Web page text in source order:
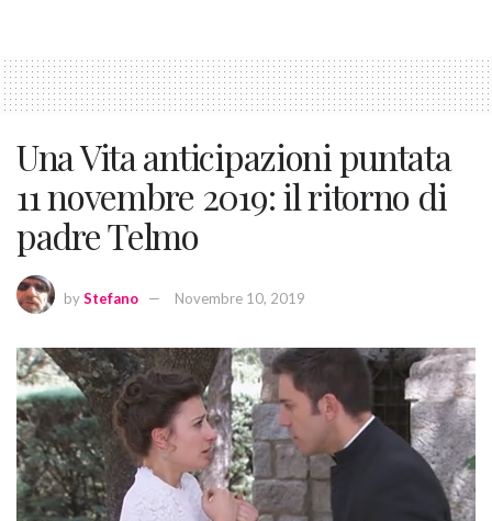
Una Vita anticipazioni puntata
11 novembre 2019: il ritorno di
padre Telmo
byStefano Novembre 10, 2019